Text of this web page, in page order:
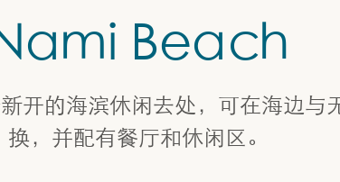
Beach
开的海滨休闲去处，可在海边与
换，并配有餐厅和休闲区。